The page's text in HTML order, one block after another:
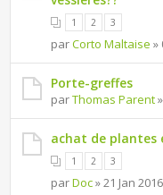
1 2 3
parCorto Maltaise »
Porte-greffes
parThomas Parent
achat de plantes
1 2 3
parDoc» 21 Jan